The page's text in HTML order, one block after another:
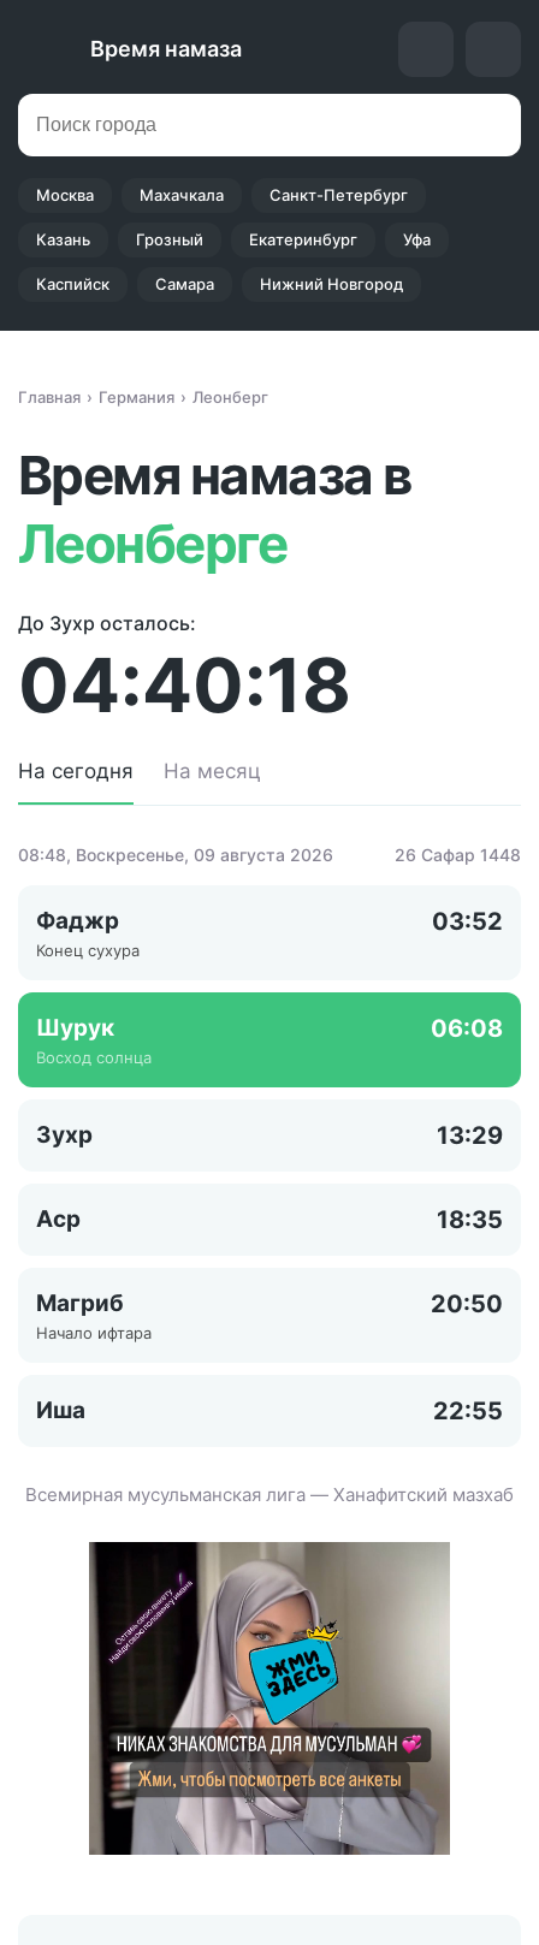
Время намаза
Москва Махачкала Санкт-Петербург
Казань Грозный Екатеринбург Уфа
Каспийск Самара Нижний Новгород
Главная Германия Леонберг
Время намаза в
Леонберге
До Зухр осталось:
04:40:18
На сегодня На месяц
08:48, Воскресенье, 09 августа 2026 26 Сафар 1448
Фаджр 03:52
Конец сухура
Шурук 06:08
Восход солнца
Зухр 13:29
Аср 18:35
Магриб 20:50
Начало ифтара
Иша 22:55
Всемирная мусульманская лига — Ханафитский мазхаб